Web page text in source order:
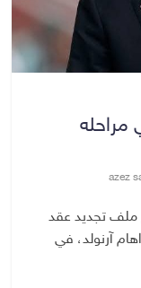
مراحله
azez
ملف تجديد عقد
آرنولد، في